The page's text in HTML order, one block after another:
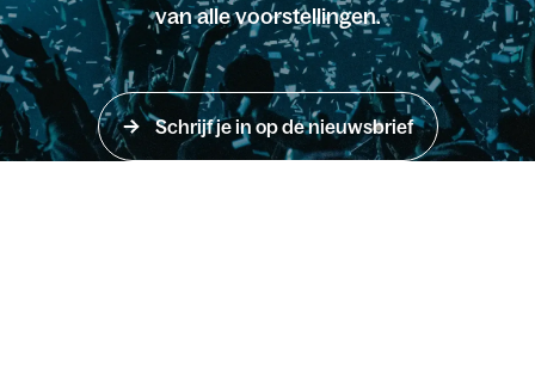
van alle voorstellingen.
Schrijf je in op de nieuwsbrief